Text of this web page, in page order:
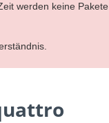
werden keine Pakete